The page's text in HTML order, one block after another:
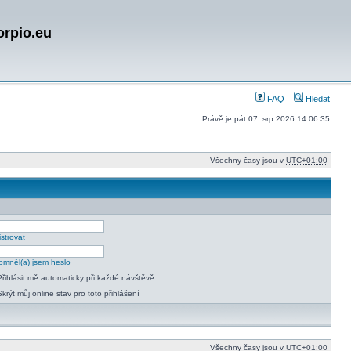
FAQ Hledat
Právě je pát 07. srp 2026 14:06:35
Všechny časy jsou v UTC+01:00
jsem heslo
mě automaticky při každé návštěvě
můj online stav pro toto přihlášení
Všechny časy jsou v UTC+01:00